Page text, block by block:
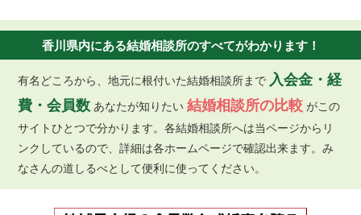
香川県内にある結婚相談所のすべてがわかります！
有名どころから、地元に根付いた結婚相談所まで 入会金・経
費・会員数 あなたが知りたい結婚相談所の比較 がこの
サイトひとつで分かります。各結婚相談所へは当ページからリ
ンクしているので、詳細は各ホームページで確認出来ます。み
なさんの道しるべとして便利に使ってください。